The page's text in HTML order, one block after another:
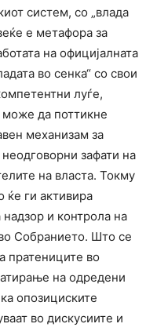
систем, со „влада
е метафора за
на официјалната
во сенка“ со свои
луѓе,
да поттикне
механизам за
зафати на
на власта. Токму
ги активира
и контрола на
Собранието. Што се
пратениците во
на одредени
опозициските
во дискусиите и